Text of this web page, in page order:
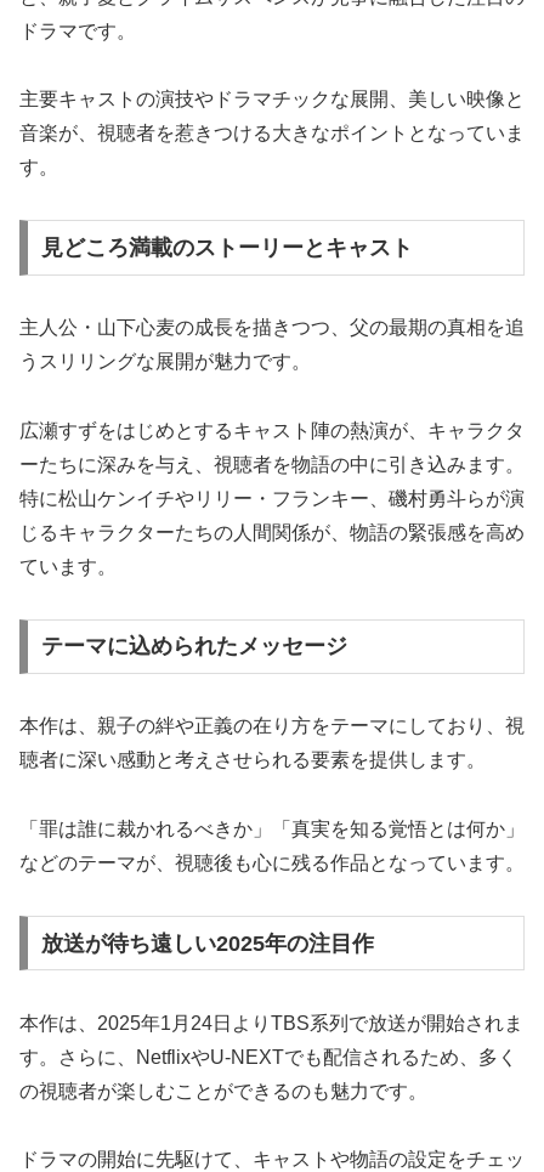
ドラマです。
主要キャストの演技やドラマチックな展開、美しい映像と
音楽が、視聴者を惹きつける大きなポイントとなっていま
す。
見どころ満載のストーリーとキャスト
主人公・山下心麦の成長を描きつつ、父の最期の真相を追
うスリリングな展開が魅力です。
広瀬すずをはじめとするキャスト陣の熱演が、キャラクタ
ーたちに深みを与え、視聴者を物語の中に引き込みます。
特に松山ケンイチやリリー・フランキー、磯村勇斗らが演
じるキャラクターたちの人間関係が、物語の緊張感を高め
ています。
テーマに込められたメッセージ
本作は、親子の絆や正義の在り方をテーマにしており、視
聴者に深い感動と考えさせられる要素を提供します。
「罪は誰に裁かれるべきか」「真実を知る覚悟とは何か」
などのテーマが、視聴後も心に残る作品となっています。
放送が待ち遠しい2025年の注目作
本作は、2025年1月24日よりTBS系列で放送が開始されま
す。さらに、NetflixやU-NEXTでも配信されるため、多く
の視聴者が楽しむことができるのも魅力です。
ドラマの開始に先駆けて、キャストや物語の設定をチェッ